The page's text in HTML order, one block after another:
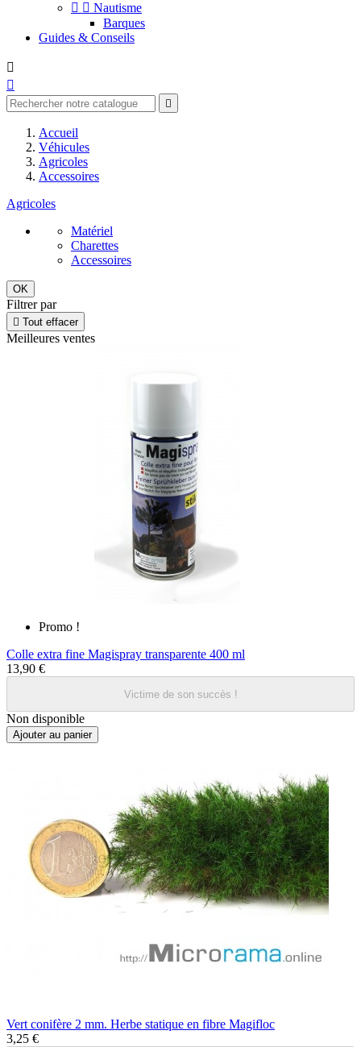
  Nautisme
Barques
Guides & Conseils



Accueil
Véhicules
Agricoles
Accessoires
Agricoles
Matériel
Charettes
Accessoires
OK
Filtrer par
 Tout effacer
Meilleures ventes
Promo !
Colle extra fine Magispray transparente 400 ml
13,90 €
Victime de son succès !
Non disponible
Ajouter au panier
Vert conifère 2 mm. Herbe statique en fibre Magifloc
3,25 €